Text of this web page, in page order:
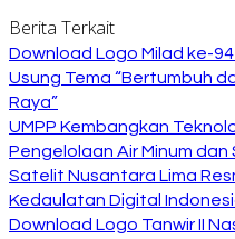
Berita Terkait
Download Logo Milad ke-
Usung Tema “Bertumbuh
Raya”
UMPP Kembangkan
Pengelolaan Air Minum dan
Satelit Nusantara Lima
Kedaulatan Digital
Download Logo Tanwir II